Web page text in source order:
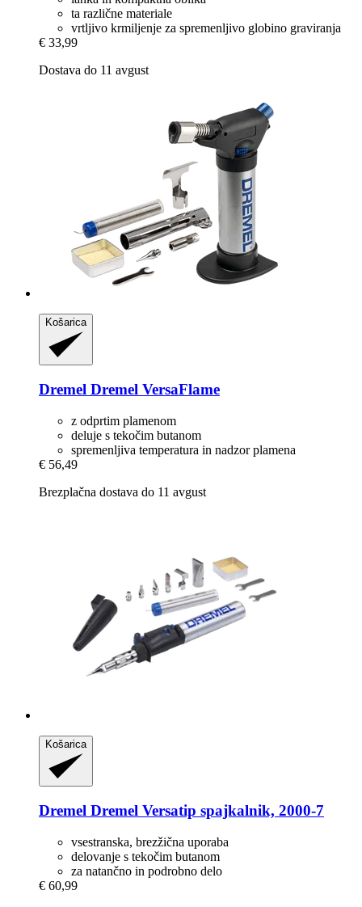
ta različne materiale
vrtljivo krmiljenje za spremenljivo globino graviranja
€ 33,99
Dostava do 11 avgust
Košarica
Dremel Dremel VersaFlame
z odprtim plamenom
deluje s tekočim butanom
spremenljiva temperatura in nadzor plamena
€ 56,49
Brezplačna dostava do 11 avgust
Košarica
Dremel Dremel Versatip spajkalnik, 2000-​7
vsestranska, brezžična uporaba
delovanje s tekočim butanom
za natančno in podrobno delo
€ 60,99